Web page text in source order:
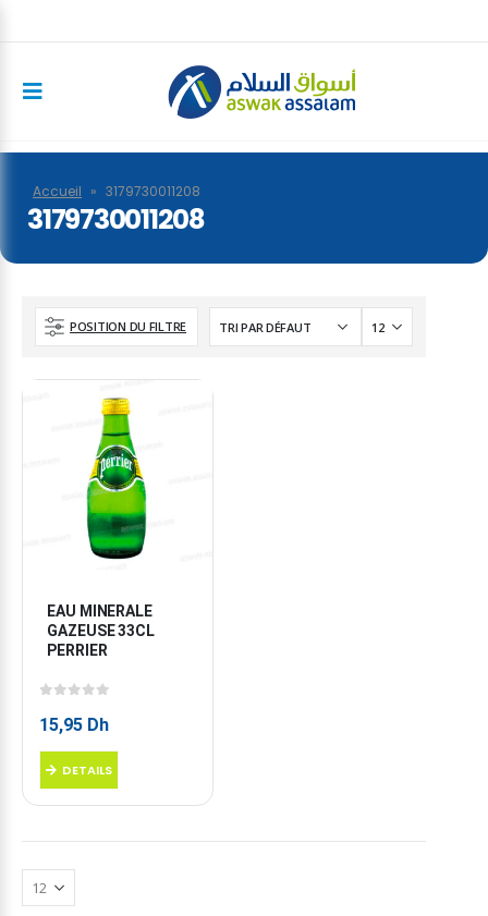
Accueil » 3179730011208
3179730011208
POSITION DU FILTRE
EAU MINERALE
GAZEUSE 33CL
PERRIER
15,95 Dh
DETAILS